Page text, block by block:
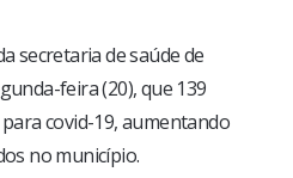
secretaria de saúde de
feira (20), que 139
covid-19, aumentando
no município.